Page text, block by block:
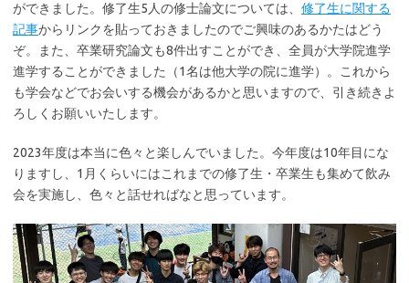
ができました。修了生5人の修士論文については、 修了生に関する
記事からリンクを貼っておきましたのでご興味のあるかたはどう
ぞ。また、卒業研究論文も8件出すことができ、全員が大学院進学
進学することができました（1名は他大学の院に進学）。これから
も学会などでお会いする機会があるかと思いますので、引き続きよ
ろしくお願いいたします。
2023年度は本当に色々と楽しんでいました。今年度は10年目にな
りますし、1月くらいにはこれまでの修了生・卒業生も集めて飲み
会を実施し、色々と話せればなと思っています。